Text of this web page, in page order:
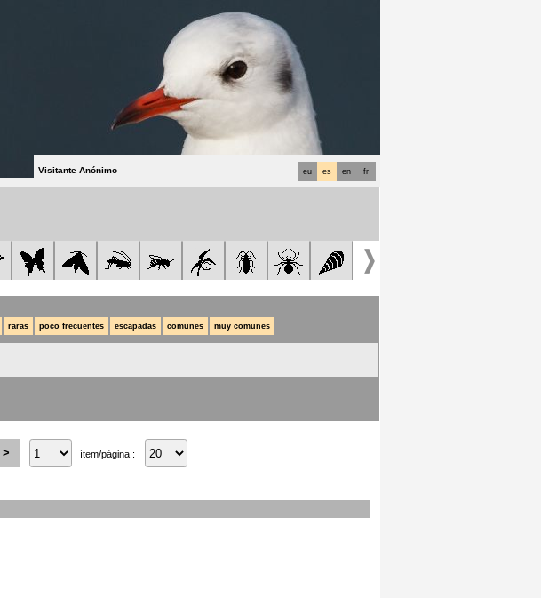
fr
en
es
eu
Visitante Anónimo
raras poco frecuentes escapadas comunes muy comunes
> ítem/página :